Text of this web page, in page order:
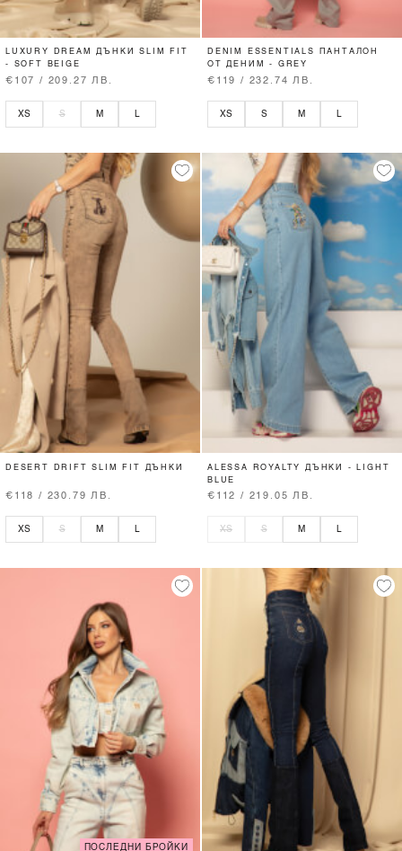
LUXURY DREAM ДЪНКИ SLIM FIT
- SOFT BEIGE
€107 / 209.27 ЛВ.
XS S M
DENIM ESSENTIALS ПАНТАЛОН
ОТ ДЕНИМ - GREY
€119 / 232.74 ЛВ.
XS S M
DESERT DRIFT SLIM FIT ДЪНКИ
€118 / 230.79 ЛВ.
XS S M L
ALESSA ROYALTY ДЪНКИ - LIGHT
BLUE
€112 / 219.05 ЛВ.
XS S M L
ПОСЛЕДНИ БРОЙКИ